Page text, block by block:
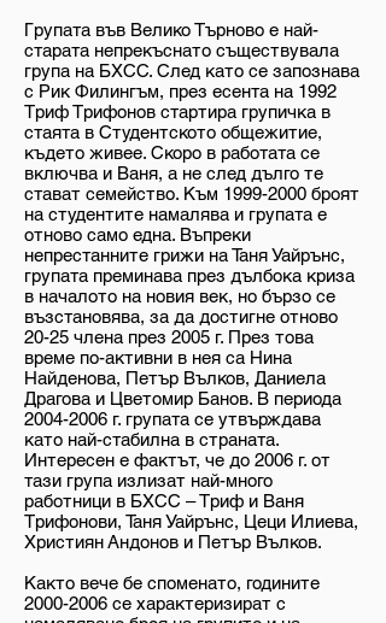
Групата във Велико Търново е най-
старата непрекъснато съществувала
група на БХСС. След като се запознава
с Рик Филингъм, през есента на 1992
Триф Трифонов стартира групичка в
стаята в Студентското общежитие,
където живее. Скоро в работата се
включва и Ваня, а не след дълго те
стават семейство. Към 1999-2000 броят
на студентите намалява и групата е
отново само една. Въпреки
непрестанните грижи на Таня Уайрънс,
групата преминава през дълбока криза
в началото на новия век, но бързо се
възстановява, за да достигне отново
20-25 члена през 2005 г. През това
време по-активни в нея са Нина
Найденова, Петър Вълков, Даниела
Драгова и Цветомир Банов. В периода
2004-2006 г. групата се утвърждава
като най-стабилна в страната.
Интересен е фактът, че до 2006 г. от
тази група излизат най-много
работници в БХСС – Триф и Ваня
Трифонови, Таня Уайрънс, Цеци Илиева,
Християн Андонов и Петър Вълков.
Както вече бе споменато, годините
2000-2006 се характеризират с